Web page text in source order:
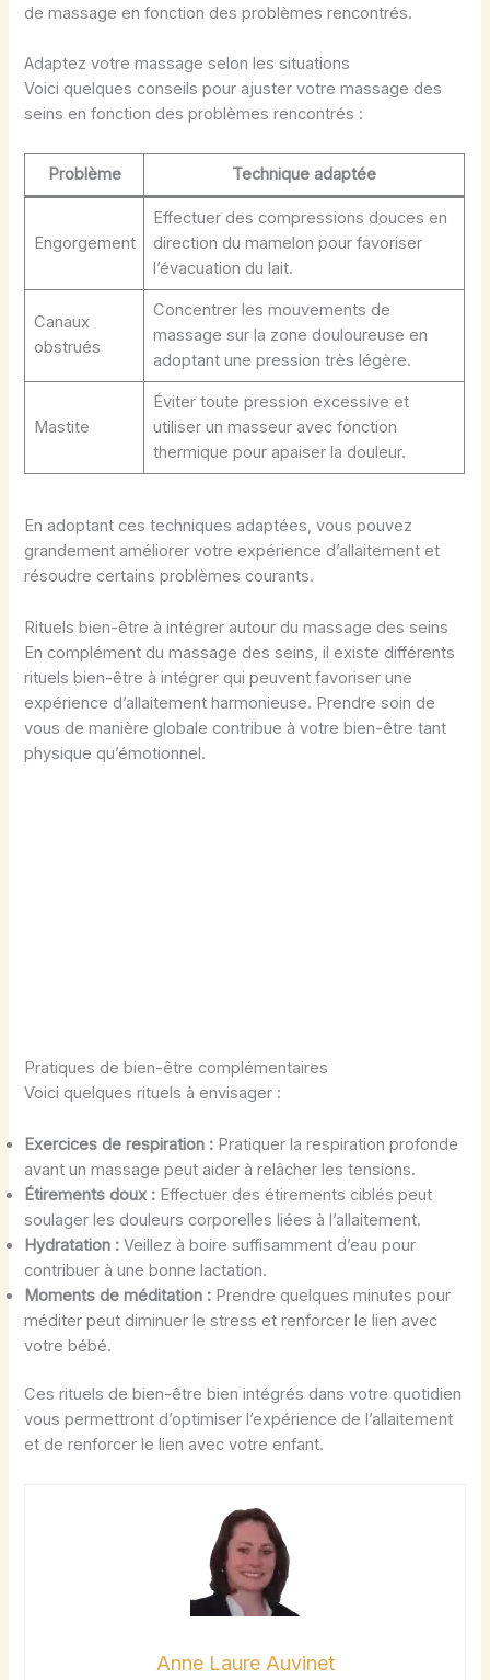
de massage en fonction des problèmes rencontrés.
Adaptez votre massage selon les situations
Voici quelques conseils pour ajuster votre massage des
seins en fonction des problèmes rencontrés :
Problème Technique adaptée
Engorgement
Effectuer des compressions douces en
direction du mamelon pour favoriser
l’évacuation du lait.
Canaux
obstrués
Concentrer les mouvements de
massage sur la zone douloureuse en
adoptant une pression très légère.
Mastite
Éviter toute pression excessive et
utiliser un masseur avec fonction
thermique pour apaiser la douleur.
En adoptant ces techniques adaptées, vous pouvez
grandement améliorer votre expérience d’allaitement et
résoudre certains problèmes courants.
Rituels bien-être à intégrer autour du massage des seins
En complément du massage des seins, il existe différents
rituels bien-être à intégrer qui peuvent favoriser une
expérience d’allaitement harmonieuse. Prendre soin de
vous de manière globale contribue à votre bien-être tant
physique qu’émotionnel.
Pratiques de bien-être complémentaires
Voici quelques rituels à envisager :
Exercices de respiration : Pratiquer la respiration profonde
avant un massage peut aider à relâcher les tensions.
Étirements doux : Effectuer des étirements ciblés peut
soulager les douleurs corporelles liées à l’allaitement.
Hydratation : Veillez à boire suffisamment d’eau pour
contribuer à une bonne lactation.
Moments de méditation : Prendre quelques minutes pour
méditer peut diminuer le stress et renforcer le lien avec
votre bébé.
Ces rituels de bien-être bien intégrés dans votre quotidien
vous permettront d’optimiser l’expérience de l’allaitement
et de renforcer le lien avec votre enfant.
Anne Laure Auvinet